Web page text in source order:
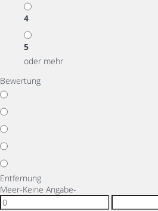
4
5
oder mehr
Bewertung
Entfernung
Meer-Keine Angabe-